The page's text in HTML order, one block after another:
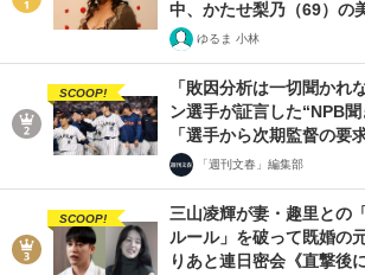
中、かたせ梨乃（69）の
ゆるま 小林
SCOOP!
「敗因分析は一切聞かれ
ン選手が証言した“NPB
「選手から次期監督の要
「週刊文春」編集部
SCOOP!
三山凌輝が妻・趣里との
ルール」を破って既婚の
りあと連日密会《直撃後